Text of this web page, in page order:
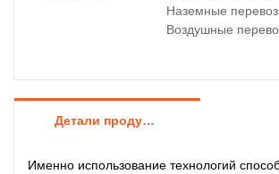
Наземные
Воздушные
Детали продуктов
Именно использование технологий